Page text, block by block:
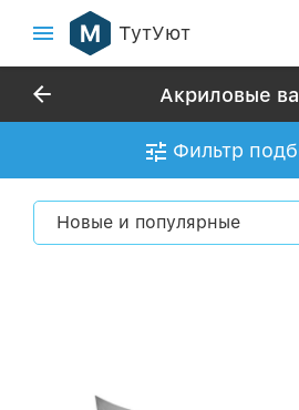
ТутУют
Акриловые
Фильтр
Новые и популярные